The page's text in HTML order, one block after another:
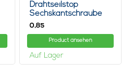
Drahtseilstop
Sechskantschraube
1.5mm
0,85
Product ansehen
Auf Lager